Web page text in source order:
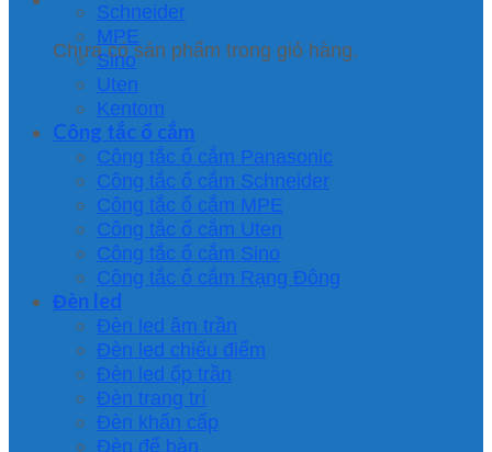
Chưa có sản phẩm trong giỏ hàng.
Schneider
MPE
Sino
Uten
Kentom
Công tắc ổ cắm
Công tắc ổ cắm Panasonic
Công tắc ổ cắm Schneider
Công tắc ổ cắm MPE
Công tắc ổ cắm Uten
Công tắc ổ cắm Sino
Công tắc ổ cắm Rạng Đông
Đèn led
Đèn led âm trần
Đèn led chiếu điểm
Đèn led ốp trần
Đèn trang trí
Đèn khẩn cấp
Đèn để bàn